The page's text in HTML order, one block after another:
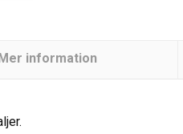
information